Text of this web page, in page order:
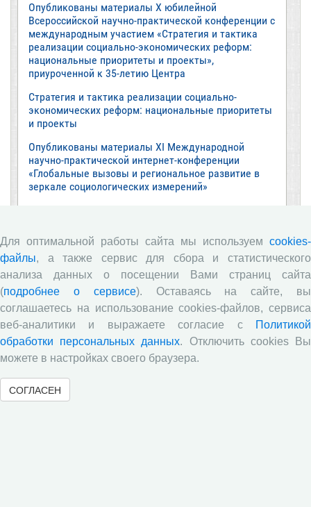
Опубликованы материалы X юбилейной
Всероссийской научно-практической конференции с
международным участием «Стратегия и тактика
реализации социально-экономических реформ:
национальные приоритеты и проекты»,
приуроченной к 35-летию Центра
Стратегия и тактика реализации социально-
экономических реформ: национальные приоритеты
и проекты
Опубликованы материалы XI Международной
научно-практической интернет-конференции
«Глобальные вызовы и региональное развитие в
зеркале социологических измерений»
Все сообщения »
Обзор научных публикаций
Е.В. Лукин: обзор заметки «Вологодчина
«взлетела» в рейтинге промышленного
производства», газета «Красный север», № 74, 11
июля, 2018 г.
Экспертное мнение А.И. Поваровой: обзор
статьи «Регионам хватит денег», газета «Известия»,
Для оптимальной работы сайта мы используем cookies-
файлы, а также сервис для сбора и статистического
анализа данных о посещении Вами страниц сайта
(подробнее о сервисе). Оставаясь на сайте, вы
соглашаетесь на использование cookies-файлов, сервиса
веб-аналитики и выражаете согласие с
Политикой
обработки персональных данных. Отключить cookies Вы
можете в настройках своего браузера.
СОГЛАСЕН